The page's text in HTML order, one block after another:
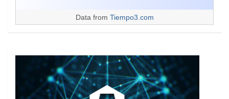
Data from Tiempo3.com